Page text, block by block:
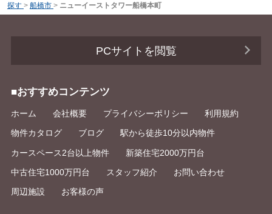
探す > 船橋市 > ニューイーストタワー船橋本町
PCサイトを閲覧
■おすすめコンテンツ
ホーム 会社概要 プライバシーポリシー 利用規約
物件カタログ ブログ 駅から徒歩10分以内物件
カースペース2台以上物件 新築住宅2000万円台
中古住宅1000万円台 スタッフ紹介 お問い合わせ
周辺施設 お客様の声